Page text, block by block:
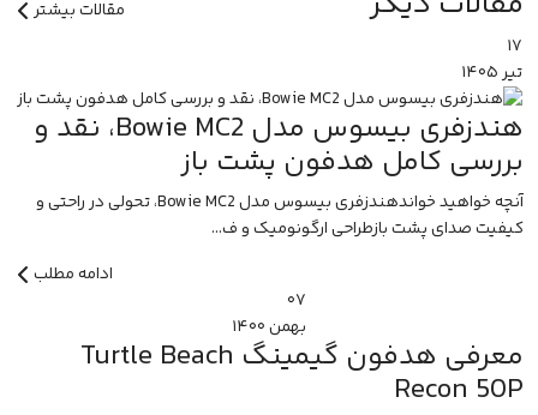
مقالات بیشتر
۱۷
تیر۱۴۰۵
هندزفری بیسوس مدل Bowie MC2، نقد و
بررسی کامل هدفون پشت باز
آنچه خواهید خواندهندزفری بیسوس مدل Bowie MC2، تحولی در راحتی و
کیفیت صدای پشت بازطراحی ارگونومیک و ف...
ادامه مطلب
۰۷
بهمن۱۴۰۰
معرفی هدفون گیمینگ Turtle Beach
Recon 50P